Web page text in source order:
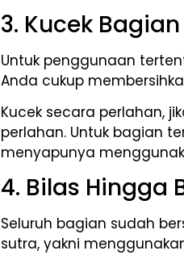
3. Kucek
Untuk penggunaan
Anda cukup
Kucek secara perlahan,
perlahan. Untuk bagian
menyapunya
4. Bilas Hingga
Seluruh bagian sudah
sutra, yakni